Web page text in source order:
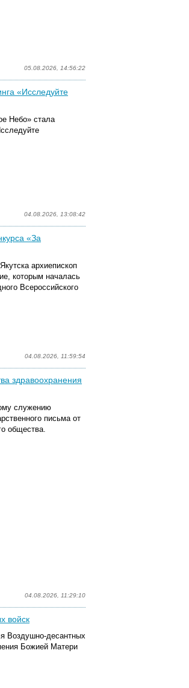
05.08.2026, 14:56:22
«Исследуйте
Небо» стала
04.08.2026, 13:08:42
«За
архиепископ
которым началась
Всероссийского
04.08.2026, 11:59:54
здравоохранения
служению
письма от
общества.
04.08.2026, 11:29:10
войск
Воздушно-десантных
Божией Матери